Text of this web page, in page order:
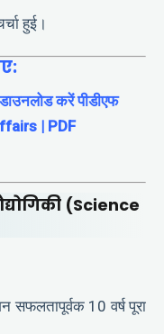
हुई।
करें पीडीएफ
| PDF
(Science
सफलतापूर्वक 10 वर्ष पूरा